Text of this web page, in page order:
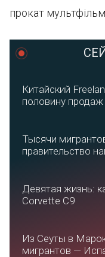
прокат
Китайский
половину продаж
Тысячи
правительство
Девятая жизнь:
Corvette C9
Из Сеуты в
мигрантов —